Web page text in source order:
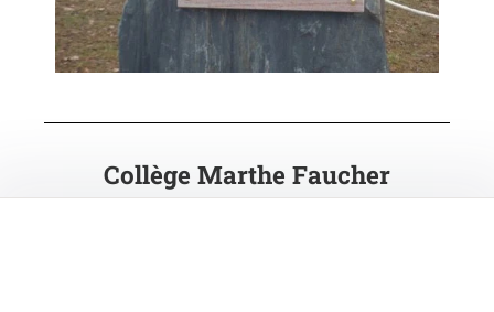
Collège Marthe Faucher